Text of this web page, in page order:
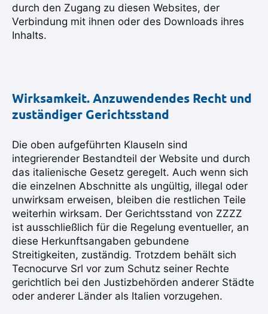
durch den Zugang zu diesen Websites, der
Verbindung mit ihnen oder des Downloads ihres
Inhalts.
Wirksamkeit. Anzuwendendes Recht und
zuständiger Gerichtsstand
Die oben aufgeführten Klauseln sind
integrierender Bestandteil der Website und durch
das italienische Gesetz geregelt. Auch wenn sich
die einzelnen Abschnitte als ungültig, illegal oder
unwirksam erweisen, bleiben die restlichen Teile
weiterhin wirksam. Der Gerichtsstand von ZZZZ
ist ausschließlich für die Regelung eventueller, an
diese Herkunftsangaben gebundene
Streitigkeiten, zuständig. Trotzdem behält sich
Tecnocurve Srl vor zum Schutz seiner Rechte
gerichtlich bei den Justizbehörden anderer Städte
oder anderer Länder als Italien vorzugehen.